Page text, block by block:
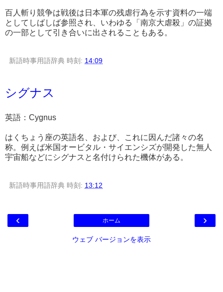
百人斬り競争は戦後は日本軍の残虐行為を示す資料の一端
としてしばしば参照され、いわゆる「南京大虐殺」の証拠
の一部として引き合いに出されることもある。
新語時事用語辞典 時刻: 14:09
シグナス
英語：Cygnus
はくちょう座の英語名、および、これに因んだ諸々の名
称。例えば米国オービタル・サイエンシズが開発した無人
宇宙船などにシグナスと名付けられた機体がある。
新語時事用語辞典 時刻: 13:12
‹ ›
ホーム
ウェブ バージョンを表示